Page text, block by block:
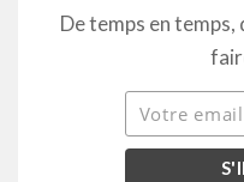
De temps en temps,